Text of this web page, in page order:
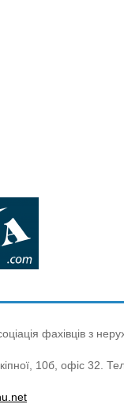
фахівців з
10б, офіс 32.